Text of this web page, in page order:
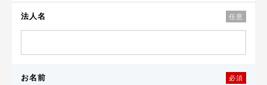
法人名 任意
お名前 必須